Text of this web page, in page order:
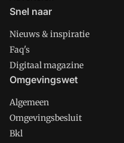
Snel naar
Nieuws & inspiratie
Faq's
Digitaal magazine
Omgevingswet
Algemeen
Omgevingsbesluit
Bkl